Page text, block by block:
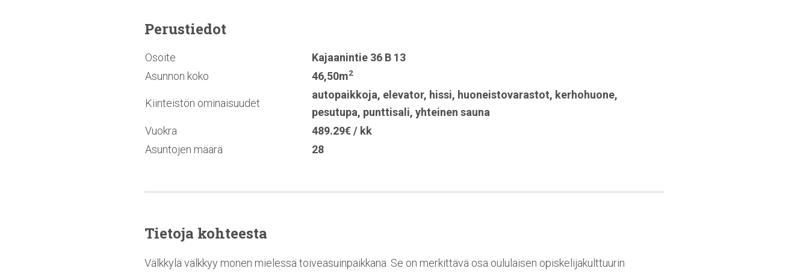
Perustiedot
Osoite
Kajaanintie 36 B 13
Asunnon koko
46,50m2
Kiinteistön ominaisuudet
autopaikkoja, elevator, hissi, huoneistovarastot, kerhohuone,
pesutupa, punttisali, yhteinen sauna
Vuokra
489.29€ / kk
Asuntojen määrä
28
Tietoja kohteesta
Välkkylä välkkyy monen mielessä toiveasuinpaikkana. Se on merkittävä osa oululaisen opiskelijakulttuurin